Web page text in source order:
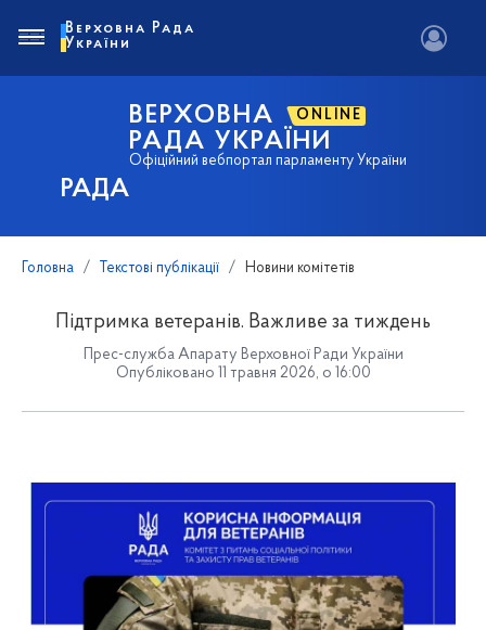
РАДА
ВЕРХОВНА ONLINE
РАДА УКРАЇНИ
Офіційний вебпортал парламенту України
Верховна Рада
України
Головна Текстові публікації Новини комітетів
Підтримка ветеранів. Важливе за тиждень
Прес-служба Апарату Верховної Ради України
Опубліковано 11 травня 2026, о 16:00